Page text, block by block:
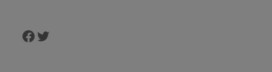
Facebook
Twitter